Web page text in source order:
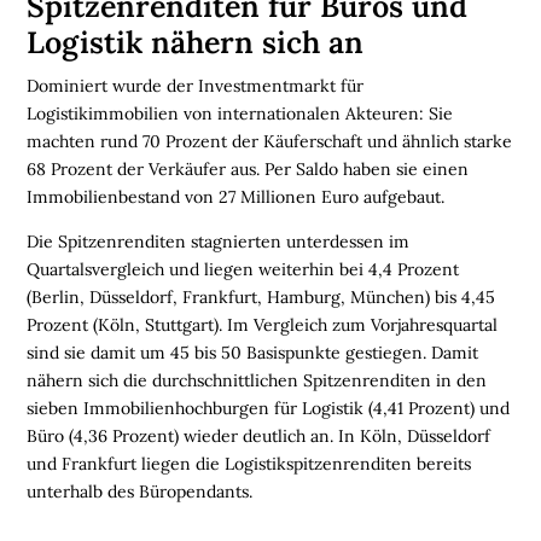
B
I
A
R
E
M
D
I
E
N

D
e
u
Logistik nähern sich an
Dominiert wurde der Investmentmarkt für
Logistikimmobilien von internationalen Akteuren: Sie
machten rund 70 Prozent der Käuferschaft und ähnlich starke
68 Prozent der Verkäufer aus. Per Saldo haben sie einen
Immobilienbestand von 27 Millionen Euro aufgebaut.
Die Spitzenrenditen stagnierten unterdessen im
Quartalsvergleich und liegen weiterhin bei 4,4 Prozent
(Berlin, Düsseldorf, Frankfurt, Hamburg, München) bis 4,45
Prozent (Köln, Stuttgart). Im Vergleich zum Vorjahresquartal
sind sie damit um 45 bis 50 Basispunkte gestiegen. Damit
nähern sich die durchschnittlichen Spitzenrenditen in den
sieben Immobilienhochburgen für Logistik (4,41 Prozent) und
Büro (4,36 Prozent) wieder deutlich an. In Köln, Düsseldorf
und Frankfurt liegen die Logistikspitzenrenditen bereits
unterhalb des Büropendants.